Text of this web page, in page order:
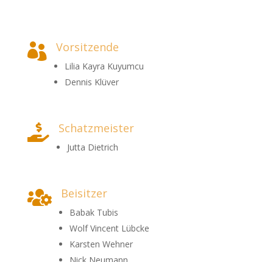
 Vorsitzende
Lilia Kayra Kuyumcu
Dennis Klüver
 Schatzmeister
Jutta Dietrich
 Beisitzer
Babak Tubis
Wolf Vincent Lübcke
Karsten Wehner